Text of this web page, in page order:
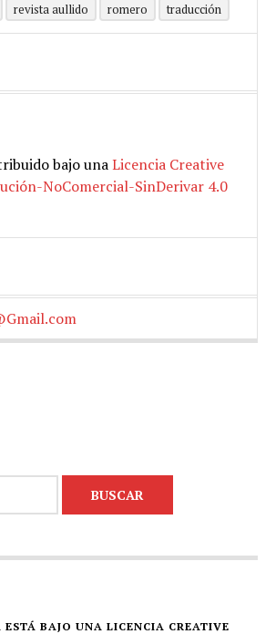
revista aullido romero traducción
bajo unaLicencia Creative
NoComercial-SinDerivar 4.0
ESTÁ BAJO UNA LICENCIA CREATIVE